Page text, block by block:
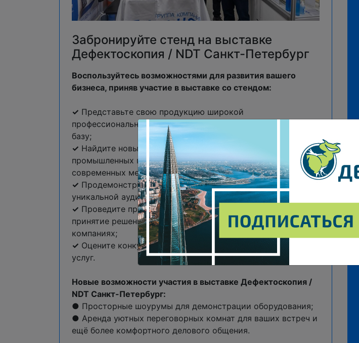
Забронируйте стенд на выставке
Дефектоскопия / NDT Санкт-Петербург
Воспользуйтесь возможностями для развития вашего
бизнеса, приняв участие в выставке со стендом:
✓ Представьте свою продукцию широкой
профессиональной аудитории и расширьте клиентскую
базу;
✓ Найдите новых клиентов среди крупнейших
промышленных предприятий, для которых внедрение
современных методов НК имеет исключительное значение;
✓ Продемонстрируйте преимущества своего оборудования
уникальной аудитории специалистов со всей России;
✓ Проведите прямые переговоры с лицами, влияющими на
принятие решений о закупках в ведущих промышленных
компаниях;
✓ Оцените конкурентоспособность своей продукции и
услуг.
Новые возможности участия в выставке Дефектоскопия /
NDT Санкт-Петербург:
● Просторные шоурумы для демонстрации оборудования;
● Аренда уютных переговорных комнат для ваших встреч и
ещё более комфортного делового общения.